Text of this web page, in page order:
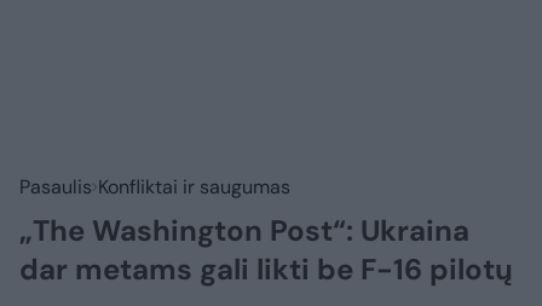
Pasaulis Konfliktai ir saugumas
„The Washington Post“: Ukraina
dar metams gali likti be F-16 pilotų